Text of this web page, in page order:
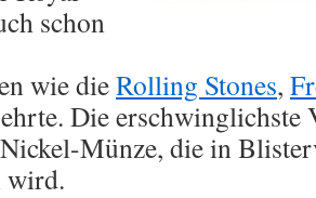
schon
wie dieRolling Stones,
ehrte. Die erschwinglichste
Münze, die in
wird.